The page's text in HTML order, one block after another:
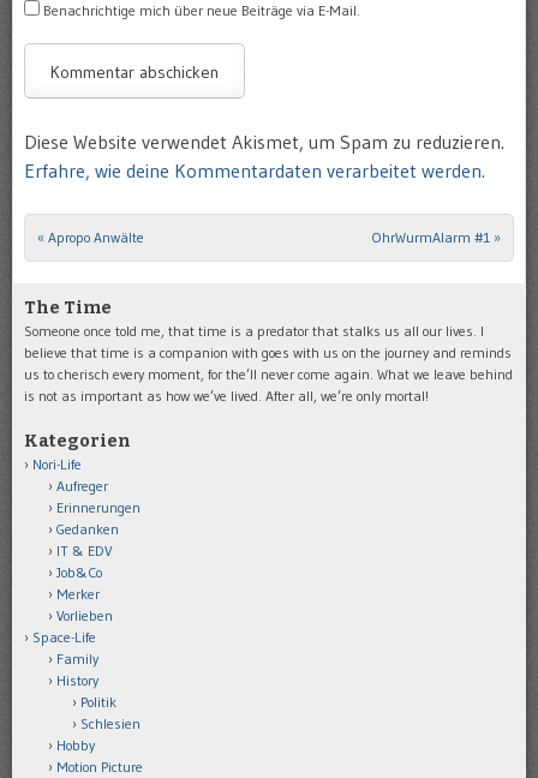
Benachrichtige mich über neue Beiträge via E-Mail.
Diese Website verwendet Akismet, um Spam zu reduzieren.
Erfahre, wie deine Kommentardaten verarbeitet werden.
Post navigation
« Apropo Anwälte OhrWurmAlarm #1 »
The Time
Someone once told me, that time is a predator that stalks us all our lives. I
believe that time is a companion with goes with us on the journey and reminds
us to cherisch every moment, for the’ll never come again. What we leave behind
is not as important as how we’ve lived. After all, we’re only mortal!
Kategorien
Nori-Life
Aufreger
Erinnerungen
Gedanken
IT & EDV
Job&Co
Merker
Vorlieben
Space-Life
Family
History
Politik
Schlesien
Hobby
Motion Picture